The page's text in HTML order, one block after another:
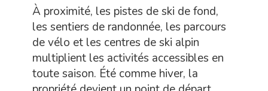
À proximité, les pistes de ski de fond,
les sentiers de randonnée, les parcours
de vélo et les centres de ski alpin
multiplient les activités accessibles en
toute saison. Été comme hiver, la